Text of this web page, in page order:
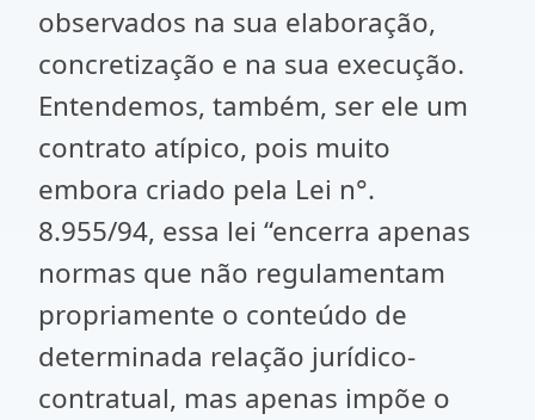
observados na sua elaboração,
concretização e na sua execução.
Entendemos, também, ser ele um
contrato atípico, pois muito
embora criado pela Lei n°.
8.955/94, essa lei “encerra apenas
normas que não regulamentam
propriamente o conteúdo de
determinada relação jurídico-
contratual, mas apenas impõe o